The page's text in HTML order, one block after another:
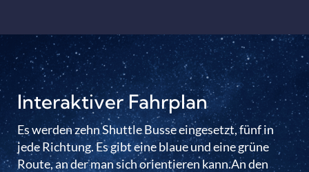
Interaktiver Fahrplan
Es werden zehn Shuttle Busse eingesetzt, fünf in
jede Richtung. Es gibt eine blaue und eine grüne
Route, an der man sich orientieren kann.An den